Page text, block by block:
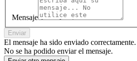
Mensaje
Enviar
El mensaje ha sido enviado correctamente.
No se ha podido enviar el mensaje.